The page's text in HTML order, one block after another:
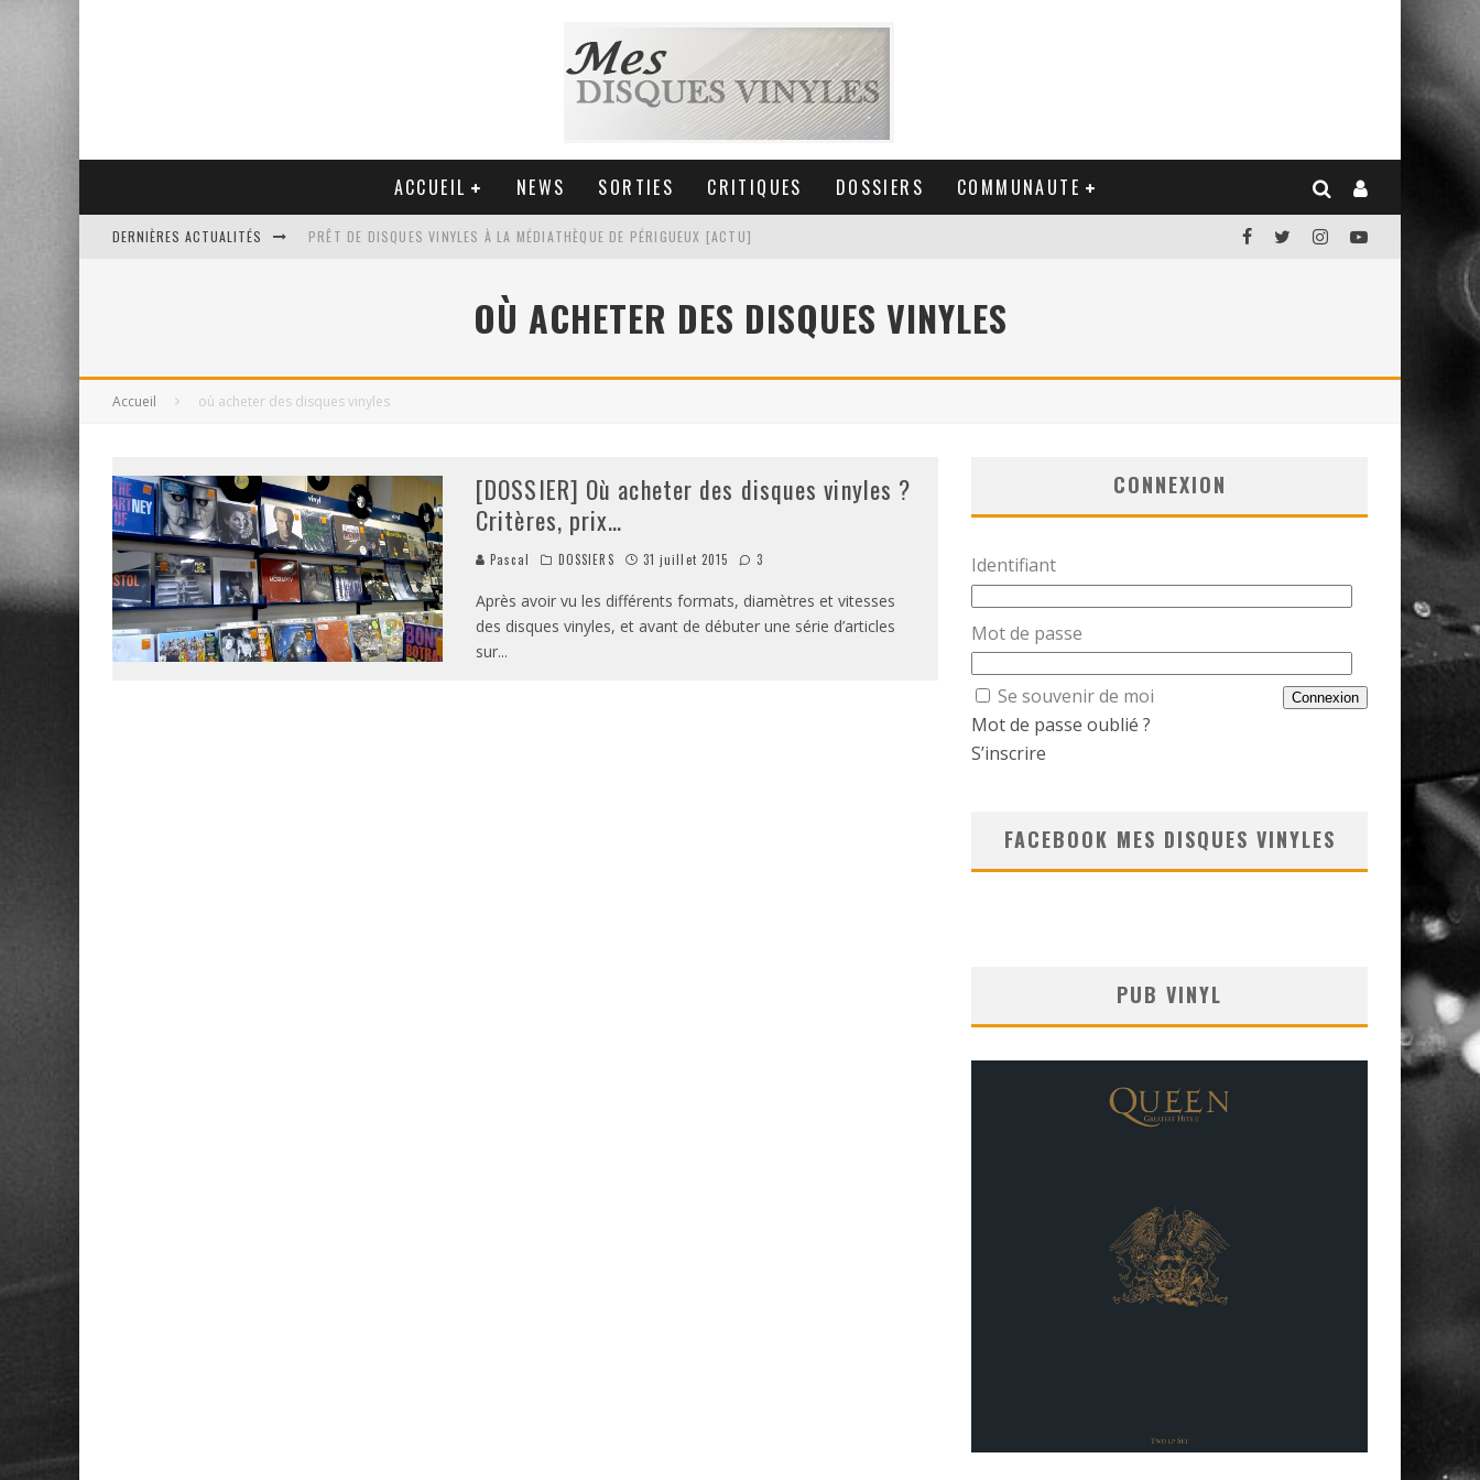
ACCUEIL NEWS SORTIES CRITIQUES DOSSIERS COMMUNAUTE
DERNIÈRES ACTUALITÉS PRÊT DE DISQUES VINYLES À LA MÉDIATHÈQUE DE PÉRIGUEUX [ACTU]
VENTE AUX ENCHÈRES D'UNE COLLECTION DE 6000 VINYLES
OÙ ACHETER DES DISQUES VINYLES
Accueil où acheter des disques vinyles
[DOSSIER] Où acheter des disques vinyles ?
Critères, prix…
Pascal DOSSIERS 31 juillet 2015 3
Après avoir vu les différents formats, diamètres et vitesses
des disques vinyles, et avant de débuter une série d’articles
sur...
CONNEXION
Identifiant
Mot de passe
Se souvenir de moi
Mot de passe oublié ?
S’inscrire
FACEBOOK MES DISQUES VINYLES
PUB VINYL